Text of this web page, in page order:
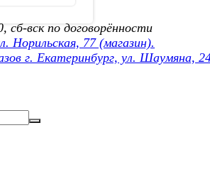
вск по договорённости
Норильская, 77 (магазин).
г. Екатеринбург, ул. Шаумяна,